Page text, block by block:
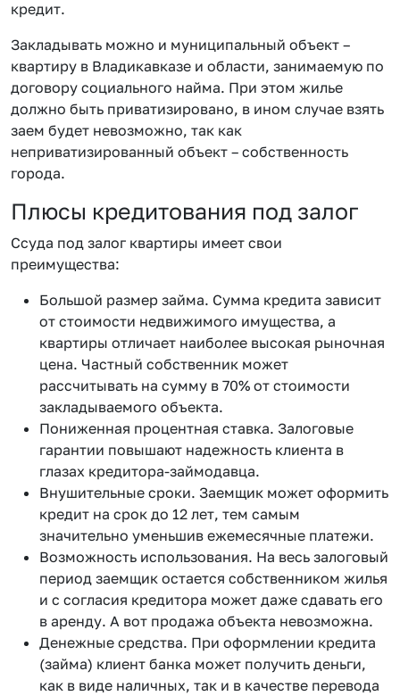
кредит.
Закладывать можно и муниципальный объект –
квартиру в Владикавказе и области, занимаемую по
договору социального найма. При этом жилье
должно быть приватизировано, в ином случае взять
заем будет невозможно, так как
неприватизированный объект – собственность
города.
Плюсы кредитования под залог
Ссуда под залог квартиры имеет свои
преимущества:
Большой размер займа. Сумма кредита зависит
от стоимости недвижимого имущества, а
квартиры отличает наиболее высокая рыночная
цена. Частный собственник может
рассчитывать на сумму в 70% от стоимости
закладываемого объекта.
Пониженная процентная ставка. Залоговые
гарантии повышают надежность клиента в
глазах кредитора-займодавца.
Внушительные сроки. Заемщик может оформить
кредит на срок до 12 лет, тем самым
значительно уменьшив ежемесячные платежи.
Возможность использования. На весь залоговый
период заемщик остается собственником жилья
и с согласия кредитора может даже сдавать его
в аренду. А вот продажа объекта невозможна.
Денежные средства. При оформлении кредита
(займа) клиент банка может получить деньги,
как в виде наличных, так и в качестве перевода